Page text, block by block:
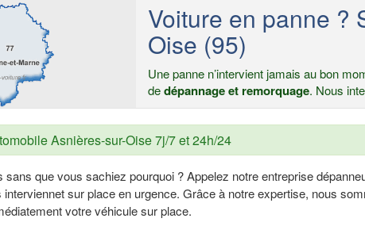
Voiture en panne ?
Oise (95)
Une panne n’intervient jamais au bon
dedépannage et remorquage. Nous
Asnières-sur-Oise 7j/7 et 24h/24
sans que vous sachiez pourquoi ? Appelez notre entreprise
sur place en urgence. Grâce à notre expertise, nous
votre véhicule sur place.